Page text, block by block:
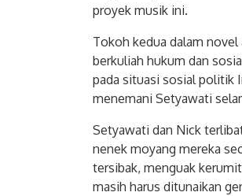
proyek musik ini.
Tokoh kedua dalam novel
berkuliah hukum dan
pada situasi sosial politik
menemani Setyawati
Setyawati dan Nick
nenek moyang mereka
tersibak, menguak
masih harus ditunaikan